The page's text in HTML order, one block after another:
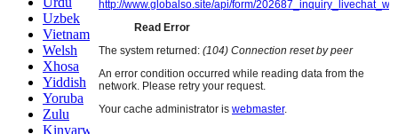
Uzbek
Vietnamese
Welsh
Xhosa
Yiddish
Yoruba
Zulu
Kinyarwanda